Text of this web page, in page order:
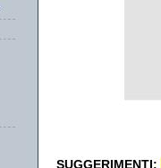
SUGGERIMENTI: